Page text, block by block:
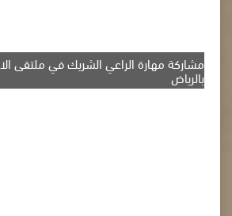
مشاركة مهارة الراعي الشريك في ملتقى
بالرياض